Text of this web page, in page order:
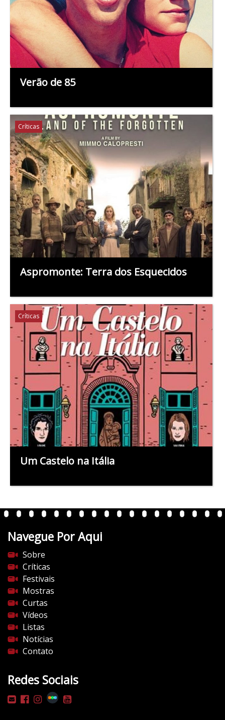
Verão de 85
Críticas
Aspromonte: Terra dos Esquecidos
Críticas
Um Castelo na Itália
Navegue Por Aqui
Sobre
Críticas
Festivais
Mostras
Curtas
Vídeos
Listas
Notícias
Contato
Redes Sociais